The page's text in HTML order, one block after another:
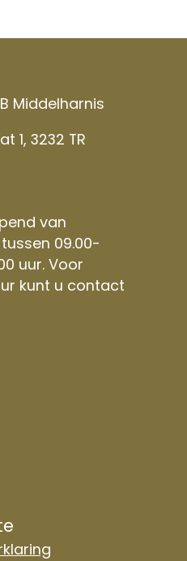
Middelharnis
1, 3232 TR
van
09.00-
uur. Voor
kunt u contact